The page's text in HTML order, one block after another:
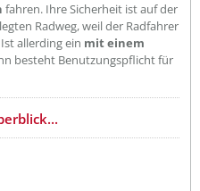
fahren. Ihre Sicherheit ist auf der
Radweg, weil der Radfahrer
allerding ein mit einem
besteht Benutzungspflicht für